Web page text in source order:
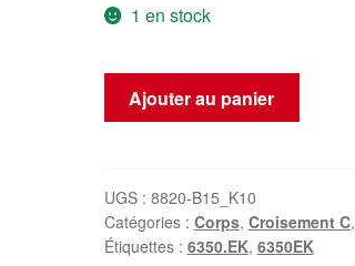
1 en stock
quantité
feu
arrière
gauche
Ajouter au panier
UGS : 8820-B15_K10
Catégories : Corps, Croisement C,
Étiquettes : 6350.EK, 6350EK